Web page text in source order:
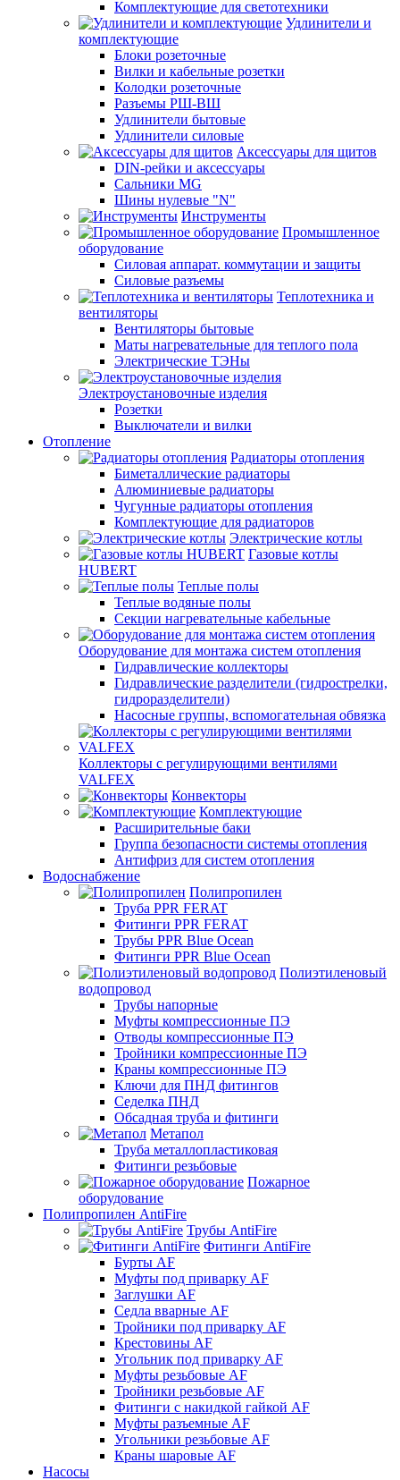
Комплектующие для светотехники
Удлинители и
комплектующие
Блоки розеточные
Вилки и кабельные розетки
Колодки розеточные
Разъемы РШ-ВШ
Удлинители бытовые
Удлинители силовые
Аксессуары для щитов
DIN-рейки и аксессуары
Сальники MG
Шины нулевые "N"
Инструменты
Промышленное
оборудование
Силовая аппарат. коммутации и защиты
Силовые разъемы
Теплотехника и
вентиляторы
Вентиляторы бытовые
Маты нагревательные для теплого пола
Электрические ТЭНы
Электроустановочные изделия
Розетки
Выключатели и вилки
Отопление
Радиаторы отопления
Биметаллические радиаторы
Алюминиевые радиаторы
Чугунные радиаторы отопления
Комплектующие для радиаторов
Электрические котлы
Газовые котлы
HUBERT
Теплые полы
Теплые водяные полы
Секции нагревательные кабельные
Оборудование для монтажа систем отопления
Гидравлические коллекторы
Гидравлические разделители (гидрострелки,
гидроразделители)
Насосные группы, вспомогательная обвязка
Коллекторы с регулирующими вентилями
VALFEX
Конвекторы
Комплектующие
Расширительные баки
Группа безопасности системы отопления
Антифриз для систем отопления
Водоснабжение
Полипропилен
Труба PPR FERAT
Фитинги PPR FERAT
Трубы PPR Blue Ocean
Фитинги PPR Blue Ocean
Полиэтиленовый
водопровод
Трубы напорные
Муфты компрессионные ПЭ
Отводы компрессионные ПЭ
Тройники компрессионные ПЭ
Краны компрессионные ПЭ
Ключи для ПНД фитингов
Седелка ПНД
Обсадная труба и фитинги
Метапол
Труба металлопластиковая
Фитинги резьбовые
Пожарное
оборудование
Полипропилен AntiFire
Трубы AntiFire
Фитинги AntiFire
Бурты AF
Муфты под приварку AF
Заглушки AF
Седла вварные AF
Тройники под приварку AF
Крестовины AF
Угольник под приварку AF
Муфты резьбовые AF
Тройники резьбовые AF
Фитинги с накидкой гайкой AF
Муфты разъемные AF
Угольники резьбовые AF
Краны шаровые AF
Насосы